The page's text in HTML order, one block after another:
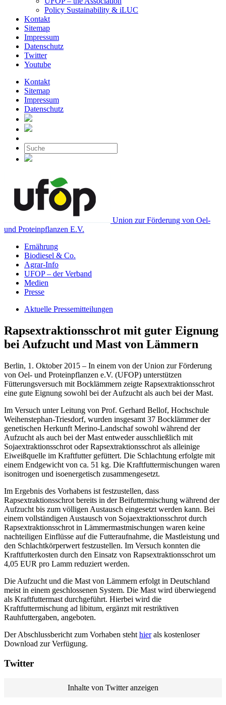
Policy Sustainability & iLUC
Kontakt
Sitemap
Impressum
Datenschutz
Twitter
Youtube
Kontakt
Sitemap
Impressum
Datenschutz
Union zur Förderung von Oel-
und Proteinpflanzen E.V.
Ernährung
Biodiesel & Co.
Agrar-Info
UFOP – der Verband
Medien
Presse
Aktuelle Pressemitteilungen
Rapsextraktionsschrot mit guter Eignung
bei Aufzucht und Mast von Lämmern
Berlin, 1. Oktober 2015 – In einem von der Union zur Förderung
von Oel- und Proteinpflanzen e.V. (UFOP) unterstützen
Fütterungsversuch mit Bocklämmern zeigte Rapsextraktionsschrot
eine gute Eignung sowohl bei der Aufzucht als auch bei der Mast.
Im Versuch unter Leitung von Prof. Gerhard Bellof, Hochschule
Weihenstephan-Triesdorf, wurden insgesamt 37 Bocklämmer der
genetischen Herkunft Merino-Landschaf sowohl während der
Aufzucht als auch bei der Mast entweder ausschließlich mit
Sojaextraktionsschrot oder Rapsextraktionsschrot als alleinige
Eiweißquelle im Kraftfutter gefüttert. Die Schlachtung erfolgte mit
einem Endgewicht von ca. 51 kg. Die Kraftfuttermischungen waren
isonitrogen und isoenergetisch zusammengesetzt.
Im Ergebnis des Vorhabens ist festzustellen, dass
Rapsextraktionsschrot bereits in der Beifuttermischung während der
Aufzucht bis zum völligen Austausch eingesetzt werden kann. Bei
einem vollständigen Austausch von Sojaextraktionsschrot durch
Rapsextraktionsschrot in Lämmermastmischungen waren keine
nachteiligen Einflüsse auf die Futteraufnahme, die Mastleistung und
den Schlachtkörperwert festzustellen. Im Versuch konnten die
Kraftfutterkosten durch den Einsatz von Rapsextraktionsschrot um
4,05 EUR pro Lamm reduziert werden.
Die Aufzucht und die Mast von Lämmern erfolgt in Deutschland
meist in einem geschlossenen System. Die Mast wird überwiegend
als Kraftfuttermast durchgeführt. Hierbei wird die
Kraftfuttermischung ad libitum, ergänzt mit restriktiven
Rauhfuttergaben, angeboten.
Der Abschlussbericht zum Vorhaben steht hierals kostenloser
Download zur Verfügung.
Twitter
Inhalte von Twitter anzeigen